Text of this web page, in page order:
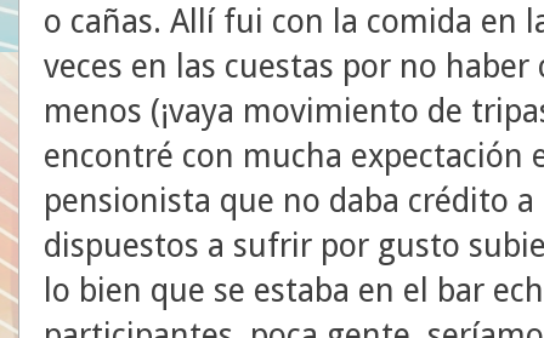
o cañas. Allí fui con la comida en
veces en las cuestas por no
menos (¡vaya movimiento de
encontré con mucha
pensionista que no daba crédito
dispuestos a sufrir por gusto
lo bien que se estaba en el bar